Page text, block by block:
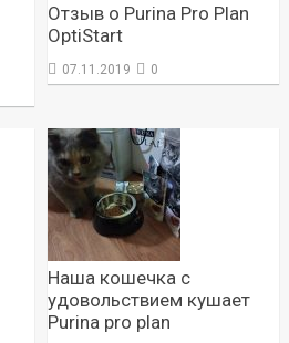
Отзыв о Purina Pro Plan
OptiStart
07.11.2019 0
Наша кошечка с
удовольствием кушает
Purina pro plan